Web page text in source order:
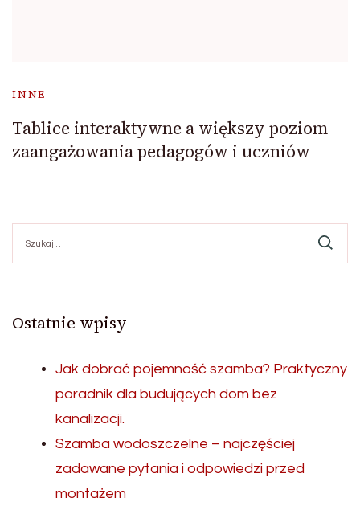
INNE
Tablice interaktywne a większy poziom
zaangażowania pedagogów i uczniów
Ostatnie wpisy
Jak dobrać pojemność szamba? Praktyczny
poradnik dla budujących dom bez
kanalizacji.
Szamba wodoszczelne – najczęściej
zadawane pytania i odpowiedzi przed
montażem